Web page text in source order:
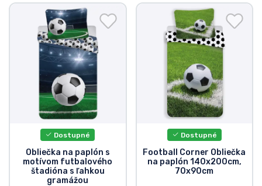
Dostupné
Obliečka na paplón s
motívom futbalového
štadióna s ľahkou
gramážou
Dostupné
Football Corner Obliečka
na paplón 140x200cm,
70x90cm